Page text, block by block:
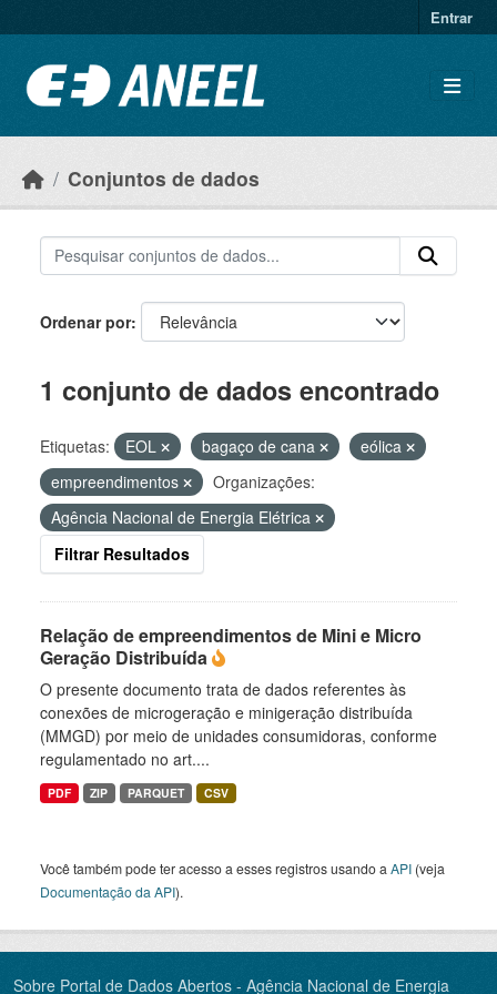
Entrar
Conjuntos de dados
Ordenar por
1 conjunto de dados encontrado
Etiquetas: EOL bagaço de cana
eólica
empreendimentos
Organizações:
Agência Nacional de Energia Elétrica
Filtrar Resultados
Relação de empreendimentos de Mini e Micro
Geração Distribuída
O presente documento trata de dados referentes às
conexões de microgeração e minigeração distribuída
(MMGD) por meio de unidades consumidoras, conforme
regulamentado no art....
PDF ZIP PARQUET CSV
Você também pode ter acesso a esses registros usando a API (veja
Documentação da API).
Sobre Portal de Dados Abertos - Agência Nacional de Energia